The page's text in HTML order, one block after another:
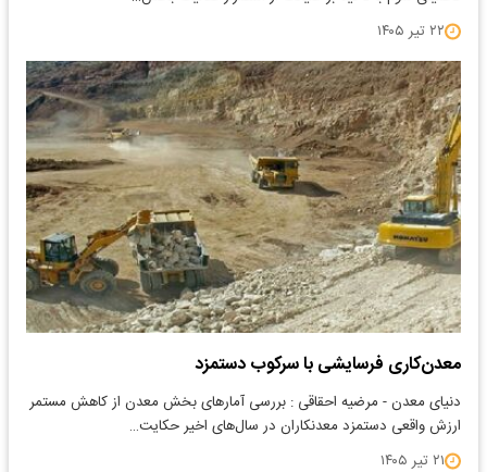
۲۲ تیر ۱۴۰۵
معدن‌کاری فرسایشی با سرکوب دستمزد
دنیای معدن - مرضیه احقاقی : بررسی آمارهای بخش معدن از کاهش مستمر
ارزش واقعی دستمزد معدنکاران در سال‌های اخیر حکایت…
۲۱ تیر ۱۴۰۵